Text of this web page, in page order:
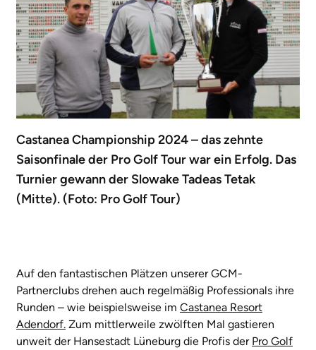
Castanea Championship 2024 – das zehnte
Saisonfinale der Pro Golf Tour war ein Erfolg. Das
Turnier gewann der Slowake Tadeas Tetak
(Mitte). (Foto: Pro Golf Tour)
Auf den fantastischen Plätzen unserer GCM-
Partnerclubs drehen auch regelmäßig Professionals ihre
Runden – wie beispielsweise im Castanea Resort
Adendorf. Zum mittlerweile zwölften Mal gastieren
unweit der Hansestadt Lüneburg die Profis der Pro Golf